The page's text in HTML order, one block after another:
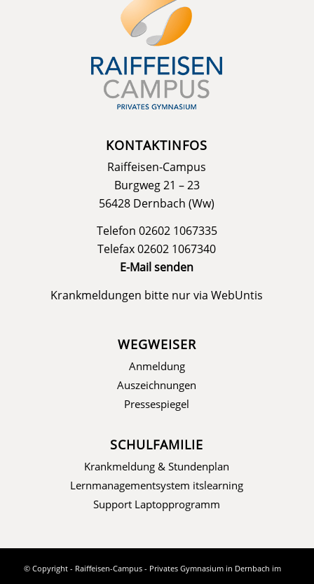
KONTAKTINFOS
Raiffeisen-Campus
Burgweg 21 – 23
56428 Dernbach (Ww)
Telefon 02602 1067335
Telefax 02602 1067340
E-Mail senden
Krankmeldungen bitte nur viaWebUntis
WEGWEISER
Anmeldung
Auszeichnungen
Pressespiegel
SCHULFAMILIE
Krankmeldung & Stundenplan
Lernmanagementsystem itslearning
Support Laptopprogramm
© Copyright - Raiffeisen-Campus - Privates Gymnasium in Dernbach im